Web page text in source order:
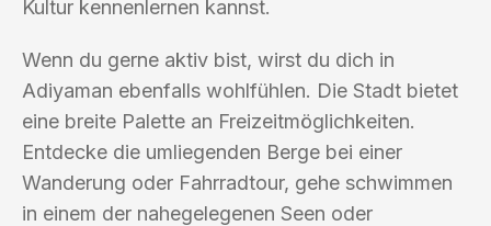
Kultur kennenlernen kannst.
Wenn du gerne aktiv bist, wirst du dich in
Adiyaman ebenfalls wohlfühlen. Die Stadt bietet
eine breite Palette an Freizeitmöglichkeiten.
Entdecke die umliegenden Berge bei einer
Wanderung oder Fahrradtour, gehe schwimmen
in einem der nahegelegenen Seen oder